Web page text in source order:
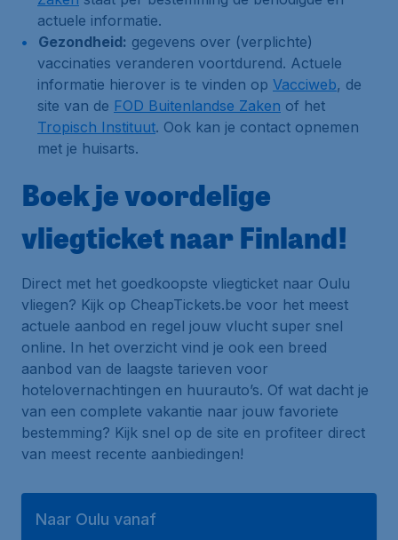
actuele informatie.
Gezondheid: gegevens over (verplichte)
vaccinaties veranderen voortdurend. Actuele
informatie hierover is te vinden op Vacciweb, de
site van de FOD Buitenlandse Zaken of het
Tropisch Instituut. Ook kan je contact opnemen
met je huisarts.
Boek je voordelige
vliegticket naar Finland!
Direct met het goedkoopste vliegticket naar Oulu
vliegen? Kijk op CheapTickets.be voor het meest
actuele aanbod en regel jouw vlucht super snel
online. In het overzicht vind je ook een breed
aanbod van de laagste tarieven voor
hotelovernachtingen en huurauto’s. Of wat dacht je
van een complete vakantie naar jouw favoriete
bestemming? Kijk snel op de site en profiteer direct
van meest recente aanbiedingen!
Naar Oulu vanaf